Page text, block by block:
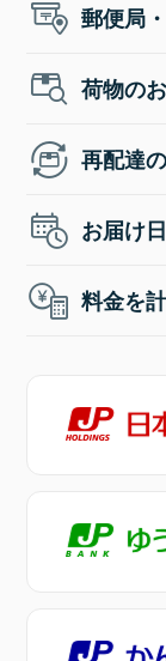
郵便局
荷物の
再配達
お届け
料金を